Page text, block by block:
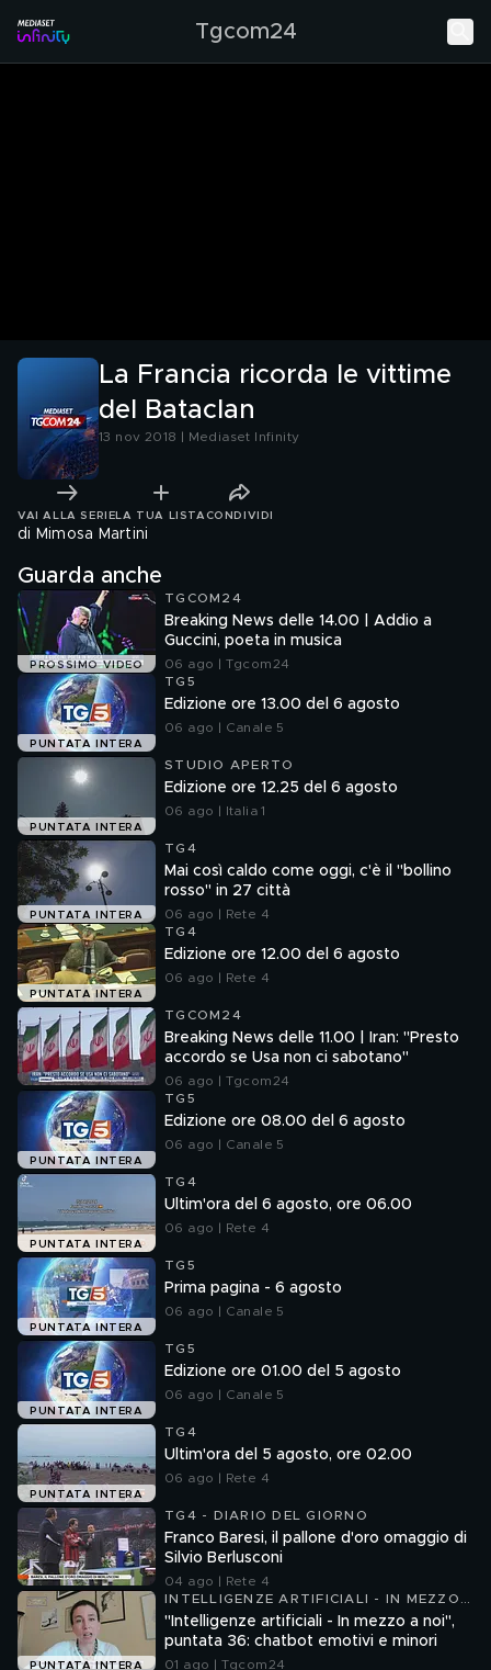
Tgcom24
La Francia ricorda le vittime
del Bataclan
13 nov 2018 | Mediaset Infinity
VAI ALLA SERIE LA TUA LISTA CONDIVIDI
di Mimosa Martini
Guarda anche
PROSSIMO VIDEO
TGCOM24
Breaking News delle 14.00 | Addio a
Guccini, poeta in musica
06 ago | Tgcom24
PUNTATA INTERA
TG5
Edizione ore 13.00 del 6 agosto
06 ago | Canale 5
PUNTATA INTERA
STUDIO APERTO
Edizione ore 12.25 del 6 agosto
06 ago | Italia 1
PUNTATA INTERA
TG4
Mai così caldo come oggi, c'è il "bollino
rosso" in 27 città
06 ago | Rete 4
PUNTATA INTERA
TG4
Edizione ore 12.00 del 6 agosto
06 ago | Rete 4
TGCOM24
Breaking News delle 11.00 | Iran: "Presto
accordo se Usa non ci sabotano"
06 ago | Tgcom24
PUNTATA INTERA
TG5
Edizione ore 08.00 del 6 agosto
06 ago | Canale 5
PUNTATA INTERA
TG4
Ultim'ora del 6 agosto, ore 06.00
06 ago | Rete 4
PUNTATA INTERA
TG5
Prima pagina - 6 agosto
06 ago | Canale 5
PUNTATA INTERA
TG5
Edizione ore 01.00 del 5 agosto
06 ago | Canale 5
PUNTATA INTERA
TG4
Ultim'ora del 5 agosto, ore 02.00
06 ago | Rete 4
TG4 - DIARIO DEL GIORNO
Franco Baresi, il pallone d'oro omaggio di
Silvio Berlusconi
04 ago | Rete 4
PUNTATA INTERA
INTELLIGENZE ARTIFICIALI - IN MEZZO
A NOI
"Intelligenze artificiali - In mezzo a noi",
puntata 36: chatbot emotivi e minori
01 ago | Tgcom24